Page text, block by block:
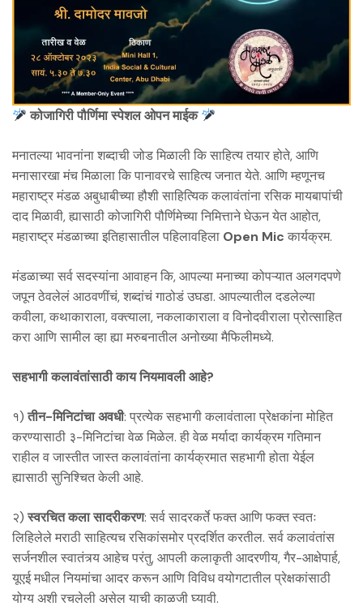
कोजागिरी पौर्णिमा स्पेशल ओपन माईक
मनातल्या भावनांना शब्दाची जोड मिळाली कि साहित्य तयार होते, आणि
मनासारखा मंच मिळाला कि पानावरचे साहित्य जनात येते. आणि म्हणूनच
महाराष्ट्र मंडळ अबुधाबीच्या हौशी साहित्यिक कलावंतांना रसिक मायबापांची
दाद मिळावी, ह्यासाठी कोजागिरी पौर्णिमेच्या निमित्ताने घेऊन येत आहोत,
महाराष्ट्र मंडळाच्या इतिहासातील पहिलावहिला Open Mic कार्यक्रम.
मंडळाच्या सर्व सदस्यांना आवाहन कि, आपल्या मनाच्या कोपऱ्यात अलगदपणे
जपून ठेवलेलं आठवणींचं, शब्दांचं गाठोडं उघडा. आपल्यातील दडलेल्या
कवीला, कथाकाराला, वक्त्याला, नकलाकाराला व विनोदवीराला प्रोत्साहित
करा आणि सामील व्हा ह्या मरुबनातील अनोख्या मैफिलीमध्ये.
सहभागी कलावंतांसाठी काय नियमावली आहे?
१)तीन-मिनिटांचा अवधी: प्रत्येक सहभागी कलावंताला प्रेक्षकांना मोहित
करण्यासाठी ३-मिनिटांचा वेळ मिळेल. ही वेळ मर्यादा कार्यक्रम गतिमान
राहील व जास्तीत जास्त कलावंतांना कार्यक्रमात सहभागी होता येईल
ह्यासाठी सुनिश्चित केली आहे.
२)स्वरचित कला सादरीकरण: सर्व सादरकर्ते फक्त आणि फक्त स्वतः
लिहिलेले मराठी साहित्यच रसिकांसमोर प्रदर्शित करतील. सर्व कलावंतांस
सर्जनशील स्वातंत्र्य आहेच परंतु, आपली कलाकृती आदरणीय, गैर-आक्षेपार्ह,
यूएई मधील नियमांचा आदर करून आणि विविध वयोगटातील प्रेक्षकांसाठी
योग्य अशी रचलेली असेल याची काळजी घ्यावी.